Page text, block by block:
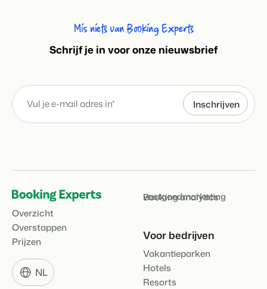
Mis niets van Booking Experts
Schrijf je in voor onze nieuwsbrief
Overzicht
Overstappen
Prijzen
NL
vastgoedmarketing
Booking analytics
Voor bedrijven
Vakantieparken
Hotels
Resorts